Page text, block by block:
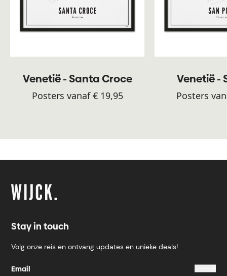
Venetië - Santa Croce
Posters vanaf € 19,95
Venetië -
Posters
Stay in touch
Volg onze reis en ontvang updates en unieke deals!